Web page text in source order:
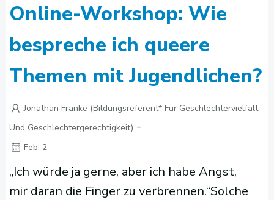
Online-Workshop: Wie
bespreche ich queere
Themen mit Jugendlichen?
Jonathan Franke (Bildungsreferent* Für Geschlechtervielfalt
Und Geschlechtergerechtigkeit) -
Feb. 2
„Ich würde ja gerne, aber ich habe Angst,
mir daran die Finger zu verbrennen.“Solche